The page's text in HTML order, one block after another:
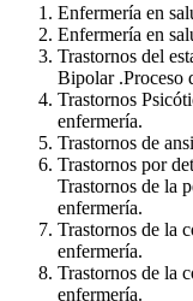
Enfermería en
Enfermería en
Trastornos del
Bipolar .Proceso
Trastornos
enfermería.
Trastornos de
Trastornos por
Trastornos de la
enfermería.
Trastornos de la
enfermería.
Trastornos de la
enfermería.